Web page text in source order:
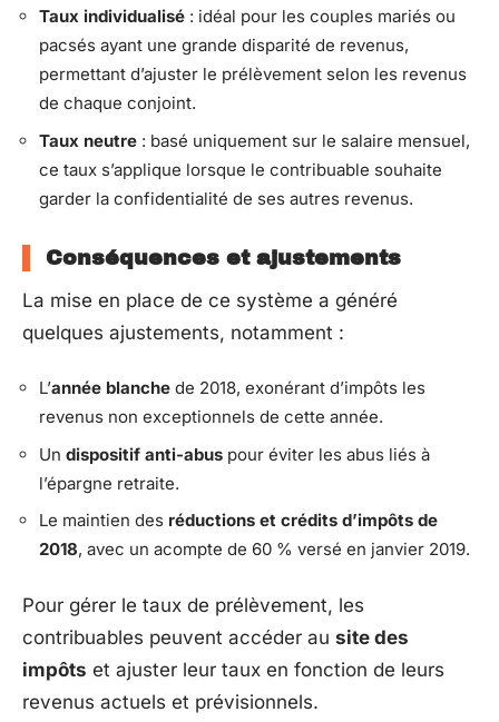
Taux individualisé : idéal pour les couples mariés ou
pacsés ayant une grande disparité de revenus,
permettant d’ajuster le prélèvement selon les revenus
de chaque conjoint.
Taux neutre : basé uniquement sur le salaire mensuel,
ce taux s’applique lorsque le contribuable souhaite
garder la confidentialité de ses autres revenus.
Conséquences et ajustements
La mise en place de ce système a généré
quelques ajustements, notamment :
L’année blanche de 2018, exonérant d’impôts les
revenus non exceptionnels de cette année.
Un dispositif anti-abus pour éviter les abus liés à
l’épargne retraite.
Le maintien des réductions et crédits d’impôts de
2018, avec un acompte de 60 % versé en janvier 2019.
Pour gérer le taux de prélèvement, les
contribuables peuvent accéder au site des
impôts et ajuster leur taux en fonction de leurs
revenus actuels et prévisionnels.